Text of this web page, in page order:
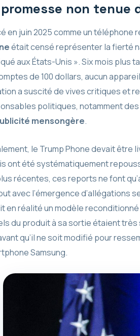
non tenue
en juin 2025 comme un téléphone
était censé représenter la fierté
aux États-Unis ». Six mois plus
de 100 dollars, aucun
a suscité de vives critiques et
politiques, notamment des
mensongère.
le Trump Phone devait être
ont été systématiquement
récentes, ces reports ne font
avec l’émergence d’allégations
en réalité un modèle reconditionné
du produit à sa sortie étaient très
qu’il ne soit modifié pour
Samsung.